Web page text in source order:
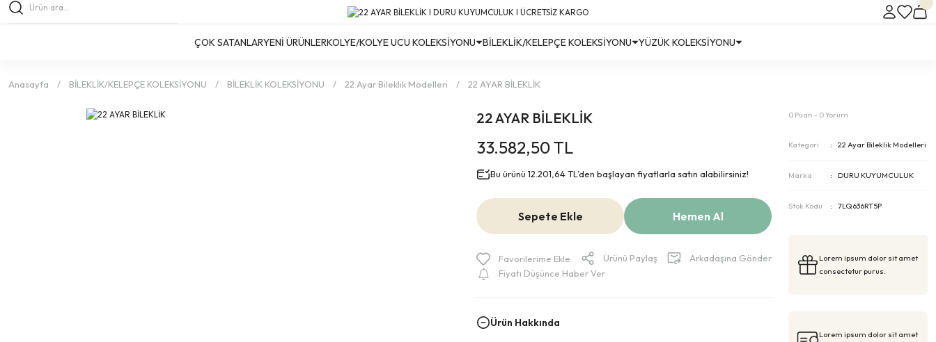
Türkiye’nin Her Yerine Ücretsiz Kargo!
Türkiye’nin Her Yerine Ücretsiz Kargo! #2
Türkiye’nin Her Yerine Ücretsiz Kargo! #3
ÇOK SATANLARYENİ ÜRÜNLERKOLYE/KOLYE UCU KOLEKSİYONU BİLEKLİK/KELEPÇE KOLEKSİYONU YÜZÜK KOLEKSİYONU
Anasayfa BİLEKLİK/KELEPÇE KOLEKSİYONU BİLEKLİK KOLEKSİYONU 22 Ayar Bileklik Modelleri 22 AYAR BİLEKLİK
22 AYAR BİLEKLİK
33.582,50 TL
Bu ürünü 12.201,64 TL’den başlayan fiyatlarla satın alabilirsiniz!
Sepete Ekle Hemen Al
Ürünü Paylaş
Arkadaşına Gönder
Fiyatı Düşünce Haber Ver
Ürün Hakkında
0 Puan - 0 Yorum
Kategori 22 Ayar Bileklik Modelleri
Marka DURU KUYUMCULUK
Stok Kodu 7LQ636RT5P
Lorem ipsum dolor sit amet
consectetur purus.
Lorem ipsum dolor sit amet